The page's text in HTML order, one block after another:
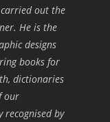
out the
He is the
designs
books for
dictionaries
our
by